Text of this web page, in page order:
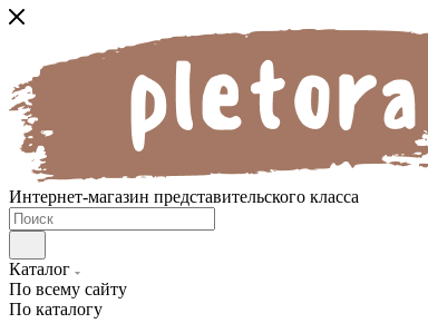
Интернет-магазин представительского класса
Каталог
По всему сайту
По каталогу